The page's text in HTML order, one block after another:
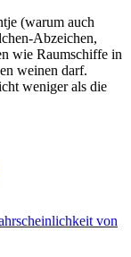
(warum auch
Abzeichen,
wie Raumschiffe in
weinen darf.
weniger als die
von